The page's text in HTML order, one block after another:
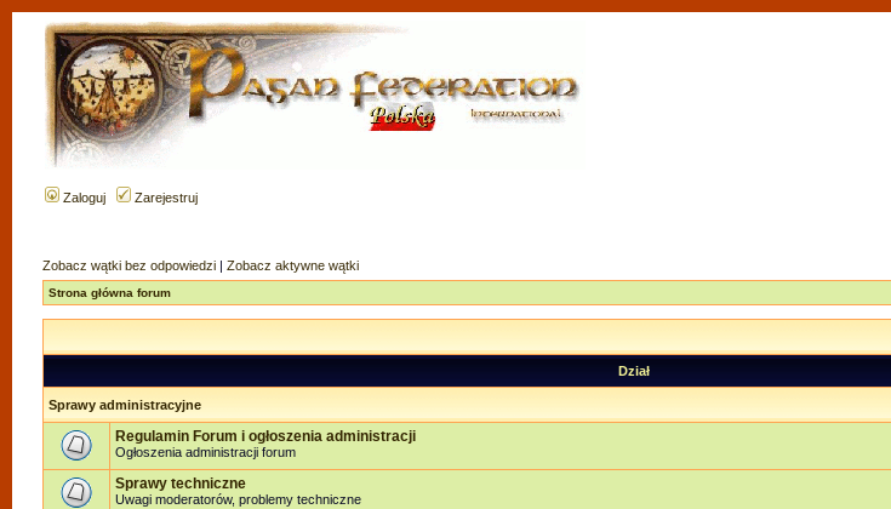
Zaloguj Zarejestruj
Zobacz wątki bez odpowiedzi | Zobacz aktywne wątki
Strona główna forum
Dział
Sprawy administracyjne
Regulamin Forum i ogłoszenia administracji
Ogłoszenia administracji forum
Sprawy techniczne
Uwagi moderatorów, problemy techniczne